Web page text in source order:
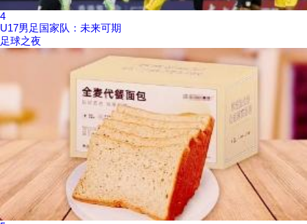
4
U17男足国家队：未来可期
足球之夜